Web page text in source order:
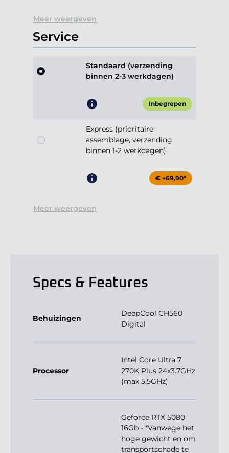
Meer weergeven
Service
Standaard (verzending
binnen 2-3 werkdagen)
Inbegrepen
Express (prioritaire
assemblage, verzending
binnen 1-2 werkdagen)
€ +69,90*
Meer weergeven
Specs & Features
Behuizingen
DeepCool CH560
Digital
Processor
Intel Core Ultra 7
270K Plus 24x3.7GHz
(max 5.5GHz)
Geforce RTX 5080
16Gb - *Vanwege het
hoge gewicht en om
transportschade te